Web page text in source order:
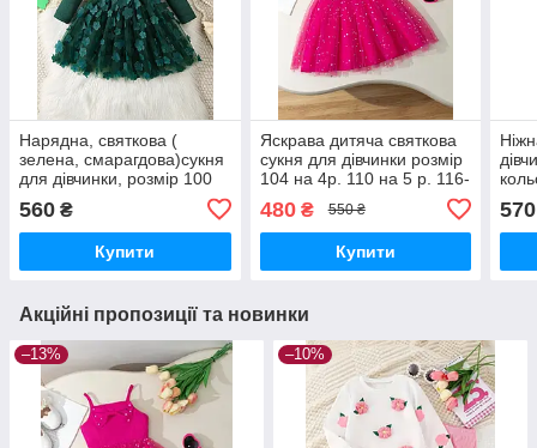
Нарядна, святкова (
зелена, смарагдова)сукня
для дівчинки, розмір 100
на 3-4 роки, 104 на 4 роки
та 110 на 5 років
560 ₴
Купити
Яскрава дитяча святкова
сукня для дівчинки розмір
104 на 4р. 110 на 5 р. 116-
480₴ 550 ₴
Купити
570
Акційні пропозиції та новинки
–13% –10%